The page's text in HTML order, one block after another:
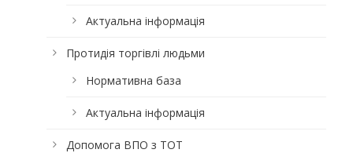
Актуальна інформація
Протидія торгівлі людьми
Нормативна база
Актуальна інформація
Допомога ВПО з ТОТ